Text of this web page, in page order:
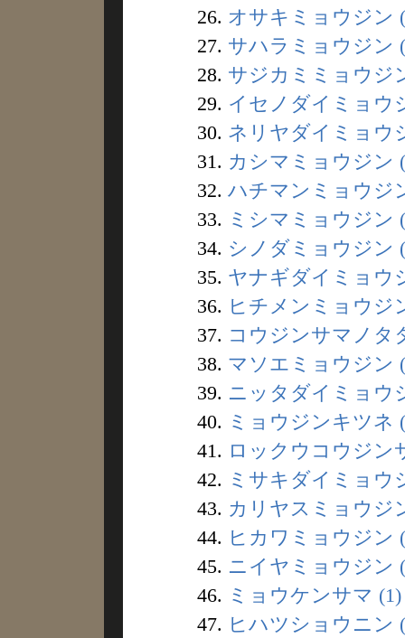
26. オサキミョウジン
27. サハラミョウジン
28. サジカミミョウジ
29. イセノダイミョウ
30. ネリヤダイミョウ
31. カシマミョウジン
32. ハチマンミョウジ
33. ミシマミョウジン
34. シノダミョウジン
35. ヤナギダイミョウ
36. ヒチメンミョウジ
37. コウジンサマノタ
38. マソエミョウジン
39. ニッタダイミョウ
40. ミョウジンキツネ
41. ロックウコウジン
42. ミサキダイミョウ
43. カリヤスミョウジ
44. ヒカワミョウジン
45. ニイヤミョウジン
46. ミョウケンサマ (1)
47. ヒハツショウニン